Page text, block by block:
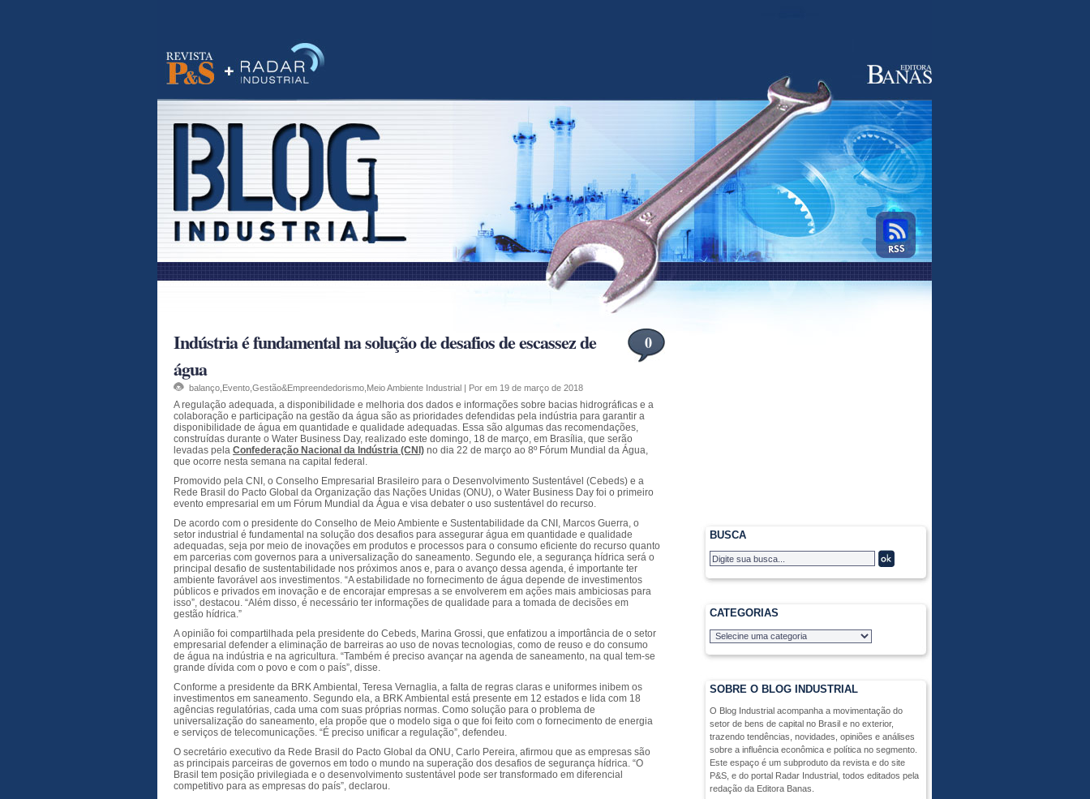
Indústria é fundamental na solução de desafios de escassez de
água
balanço Evento Gestão&Empreendedorismo Meio Ambiente Industrial | Por em 19 de março de 2018
0
A regulação adequada, a disponibilidade e melhoria dos dados e informações sobre bacias hidrográficas e a
colaboração e participação na gestão da água são as prioridades defendidas pela indústria para garantir a
disponibilidade de água em quantidade e qualidade adequadas. Essa são algumas das recomendações,
construídas durante o Water Business Day, realizado este domingo, 18 de março, em Brasília, que serão
levadas pela Confederação Nacional da Indústria (CNI) no dia 22 de março ao 8º Fórum Mundial da Água,
que ocorre nesta semana na capital federal.
Promovido pela CNI, o Conselho Empresarial Brasileiro para o Desenvolvimento Sustentável (Cebeds) e a
Rede Brasil do Pacto Global da Organização das Nações Unidas (ONU), o Water Business Day foi o primeiro
evento empresarial em um Fórum Mundial da Água e visa debater o uso sustentável do recurso.
De acordo com o presidente do Conselho de Meio Ambiente e Sustentabilidade da CNI, Marcos Guerra, o
setor industrial é fundamental na solução dos desafios para assegurar água em quantidade e qualidade
adequadas, seja por meio de inovações em produtos e processos para o consumo eficiente do recurso quanto
em parcerias com governos para a universalização do saneamento. Segundo ele, a segurança hídrica será o
principal desafio de sustentabilidade nos próximos anos e, para o avanço dessa agenda, é importante ter
ambiente favorável aos investimentos. “A estabilidade no fornecimento de água depende de investimentos
públicos e privados em inovação e de encorajar empresas a se envolverem em ações mais ambiciosas para
isso”, destacou. “Além disso, é necessário ter informações de qualidade para a tomada de decisões em
gestão hídrica.”
A opinião foi compartilhada pela presidente do Cebeds, Marina Grossi, que enfatizou a importância de o setor
empresarial defender a eliminação de barreiras ao uso de novas tecnologias, como de reuso e do consumo
de água na indústria e na agricultura. “Também é preciso avançar na agenda de saneamento, na qual tem-se
grande dívida com o povo e com o país”, disse.
Conforme a presidente da BRK Ambiental, Teresa Vernaglia, a falta de regras claras e uniformes inibem os
investimentos em saneamento. Segundo ela, a BRK Ambiental está presente em 12 estados e lida com 18
agências regulatórias, cada uma com suas próprias normas. Como solução para o problema de
universalização do saneamento, ela propõe que o modelo siga o que foi feito com o fornecimento de energia
e serviços de telecomunicações. “É preciso unificar a regulação”, defendeu.
O secretário executivo da Rede Brasil do Pacto Global da ONU, Carlo Pereira, afirmou que as empresas são
as principais parceiras de governos em todo o mundo na superação dos desafios de segurança hídrica. “O
Brasil tem posição privilegiada e o desenvolvimento sustentável pode ser transformado em diferencial
competitivo para as empresas do país”, declarou.
BUSCA
CATEGORIAS
SOBRE O BLOG INDUSTRIAL
O Blog Industrial acompanha a movimentação do
setor de bens de capital no Brasil e no exterior,
trazendo tendências, novidades, opiniões e análises
sobre a influência econômica e política no segmento.
Este espaço é um subproduto da revista e do site
P&S, e do portal Radar Industrial, todos editados pela
redação da Editora Banas.